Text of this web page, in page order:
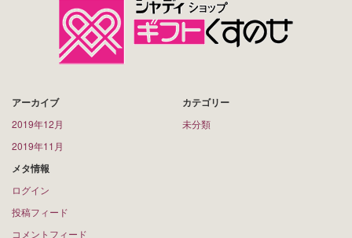
アーカイブ
2019年12月
2019年11月
カテゴリー
未分類
メタ情報
ログイン
投稿フィード
コメントフィード